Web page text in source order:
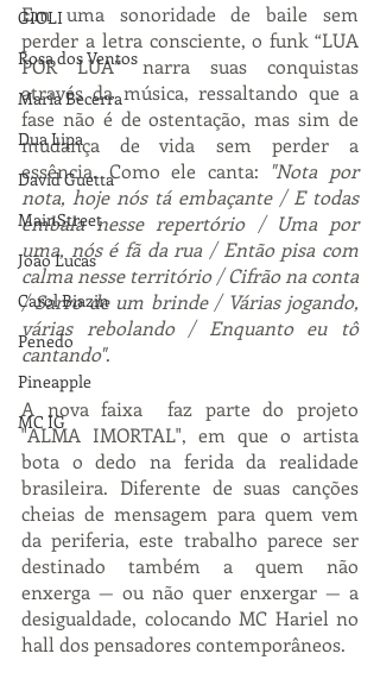
GIOLI
Rosa dos Ventos
Maria Becerra
Dua Lipa
David Guetta
MainStreet
João Lucas
Carol Biazin
Penedo
Pineapple
MC IG
Em uma sonoridade de baile sem
perder a letra consciente, o funk “LUA
POR LUA” narra suas conquistas
através da música, ressaltando que a
fase não é de ostentação, mas sim de
mudança de vida sem perder a
essência. Como ele canta: "Nota por
nota, hoje nós tá embaçante / E todas
embala nesse repertório / Uma por
uma, nós é fã da rua / Então pisa com
calma nesse território / Cifrão na conta
/ Sarro de um brinde / Várias jogando,
várias rebolando / Enquanto eu tô
cantando".
A nova faixa  faz parte do projeto
"ALMA IMORTAL", em que o artista
bota o dedo na ferida da realidade
brasileira. Diferente de suas canções
cheias de mensagem para quem vem
da periferia, este trabalho parece ser
destinado também a quem não
enxerga — ou não quer enxergar — a
desigualdade, colocando MC Hariel no
hall dos pensadores contemporâneos.